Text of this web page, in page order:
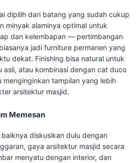
dipilih dari batang yang sudah cukup
minyak alaminya optimal untuk
dan kelembapan — pertimbangan
jadi furniture permanen yang
dekat. Finishing bisa natural untuk
asli, atau kombinasi dengan cat duco
menginginkan tampilan yang lebih
arsitektur masjid.
Memesan
diskusikan dulu dengan
gaya arsitektur masjid secara
menyatu dengan interior, dan